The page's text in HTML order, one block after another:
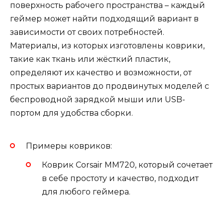
поверхность рабочего пространства – каждый
геймер может найти подходящий вариант в
зависимости от своих потребностей.
Материалы, из которых изготовлены коврики,
такие как ткань или жёсткий пластик,
определяют их качество и возможности, от
простых вариантов до продвинутых моделей с
беспроводной зарядкой мыши или USB-
портом для удобства сборки.
Примеры ковриков:
Коврик Corsair MM720, который сочетает
в себе простоту и качество, подходит
для любого геймера.